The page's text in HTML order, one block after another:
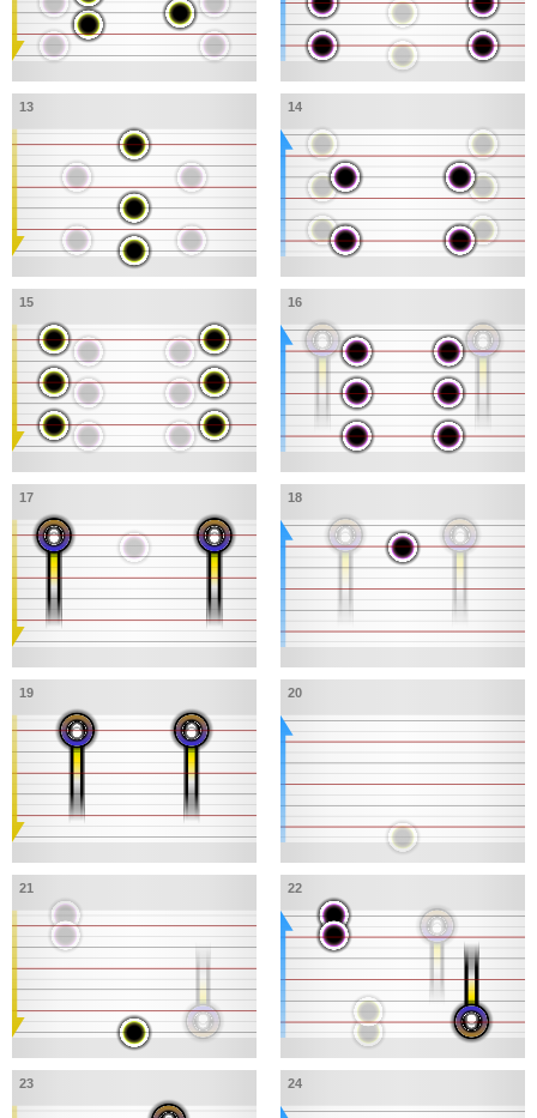
13 14
15 16
17 18
19 20
21 22
23 24